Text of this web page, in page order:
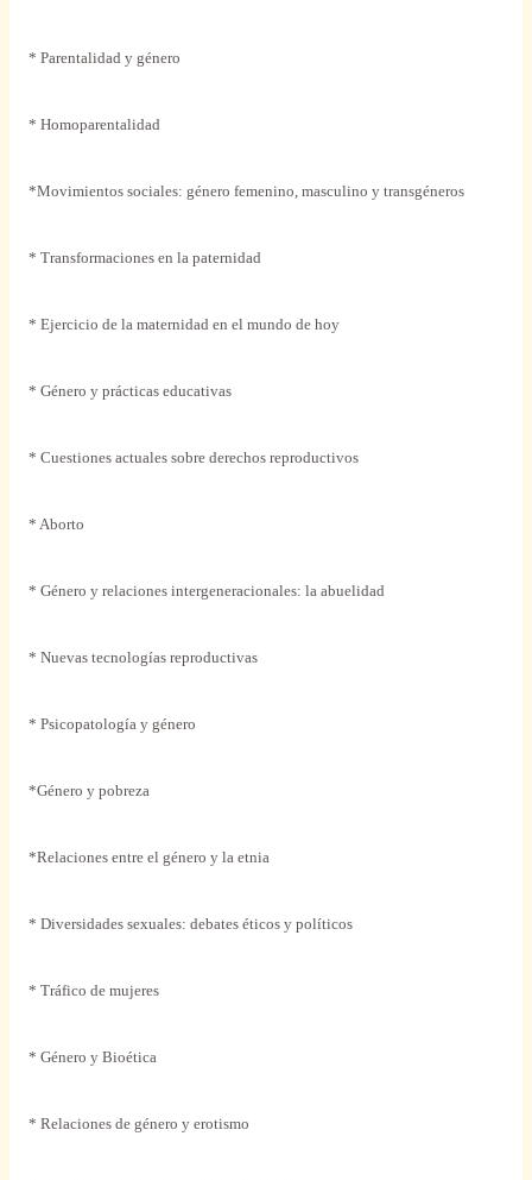
* Parentalidad y género
* Homoparentalidad
*Movimientos sociales: género femenino, masculino y transgéneros
* Transformaciones en la paternidad
* Ejercicio de la maternidad en el mundo de hoy
* Género y prácticas educativas
* Cuestiones actuales sobre derechos reproductivos
* Aborto
* Género y relaciones intergeneracionales: la abuelidad
* Nuevas tecnologías reproductivas
* Psicopatología y género
*Género y pobreza
*Relaciones entre el género y la etnia
* Diversidades sexuales: debates éticos y políticos
* Tráfico de mujeres
* Género y Bioética
* Relaciones de género y erotismo